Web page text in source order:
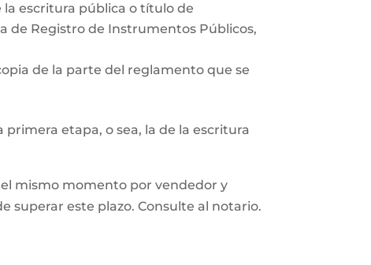
escritura pública o título de
de Registro de Instrumentos Públicos,
de la parte del reglamento que se
primera etapa, o sea, la de la escritura
mismo momento por vendedor y
superar este plazo. Consulte al notario.